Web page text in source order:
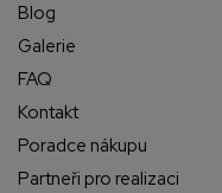
Blog
Galerie
FAQ
Kontakt
Poradce nákupu
Partneři pro realizaci